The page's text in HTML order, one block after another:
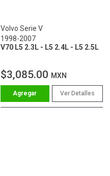
Volvo Serie V
1998-2007
V70 L5 2.3L - L5 2.4L - L5 2.5L
$3,085.00 MXN
Ver Detalles